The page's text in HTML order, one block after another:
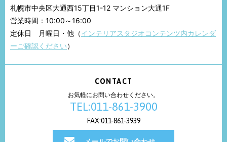
札幌市中央区大通西15丁目1-12 マンション大通1F
営業時間：10:00～16:00
定休日 月曜日・他（インテリアスタジオコンテンツ内カレンダ
ーご確認ください）
CONTACT
お気軽にお問い合わせください。
TEL:011-861-3900
FAX:011-861-3939